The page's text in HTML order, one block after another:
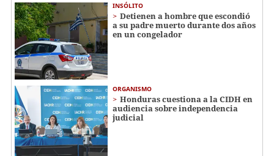
INSÓLITO
Detienen a hombre que escondió
a su padre muerto durante dos años
en un congelador
ORGANISMO
Honduras cuestiona a la CIDH en
audiencia sobre independencia
judicial